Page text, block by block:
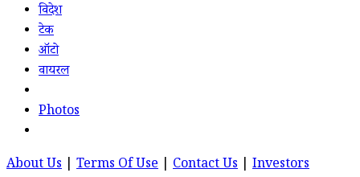
विदेश
टेक
ऑटो
वायरल
Photos
About Us Terms Of Use Contact Us
Investors